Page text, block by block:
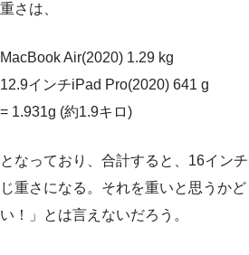
重さは、
MacBook Air(2020) 1.29 kg
12.9インチiPad Pro(2020) 641 g
= 1.931g (約1.9キロ)
となっており、合計すると、16イン
じ重さになる。それを重いと思うか
い！」とは言えないだろう。